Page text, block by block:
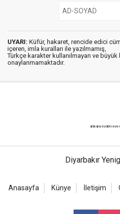
UYARI: Küfür, hakaret, rencide edici
içeren, imla kuralları ile yazılmamış,
Türkçe karakter kullanılmayan ve büyük
onaylanmamaktadır.
ankara evden eve
Diyarbakır
Anasayfa Künye İletişim